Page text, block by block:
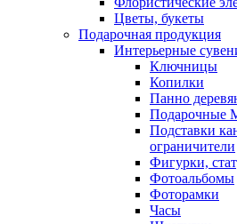
Цветы, букеты
Подарочная продукция
Интерьерные
Ключницы
Копилки
Панно
Подарочные
Подставки
ограничители
Фигурки,
Фотоальбомы
Фоторамки
Часы